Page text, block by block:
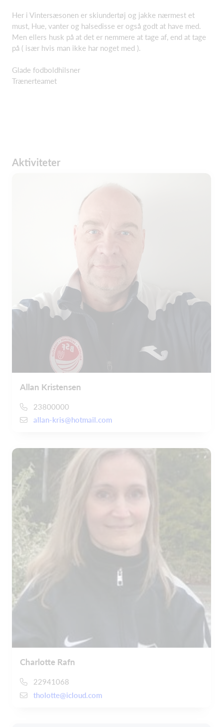
Her i Vintersæsonen er skiundertøj og jakke nærmest et
must, Hue, vanter og halsedisse er også godt at have med.
Men ellers husk på at det er nemmere at tage af, end at tage
på ( især hvis man ikke har noget med ).
Glade fodboldhilsner
Trænerteamet
Aktiviteter
Allan Kristensen
23800000
allan-kris@hotmail.com
Charlotte Rafn
22941068
tholotte@icloud.com